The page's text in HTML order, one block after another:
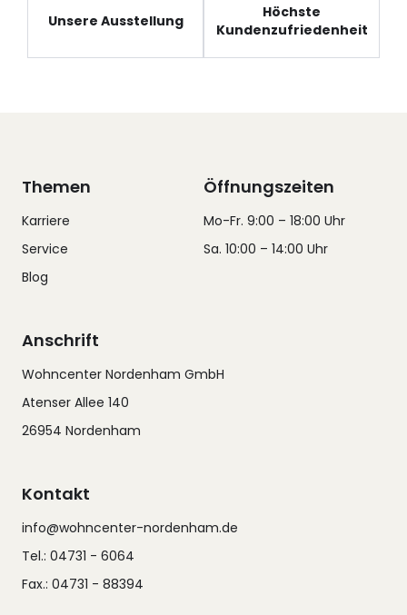
Unsere Ausstellung
Höchste
Kundenzufriedenheit
Themen
Karriere
Service
Blog
Öffnungszeiten
Mo-Fr. 9:00 – 18:00 Uhr
Sa. 10:00 – 14:00 Uhr
Anschrift
Wohncenter Nordenham GmbH
Atenser Allee 140
26954 Nordenham
Kontakt
info@wohncenter-nordenham.de
Tel.: 04731 - 6064
Fax.: 04731 - 88394